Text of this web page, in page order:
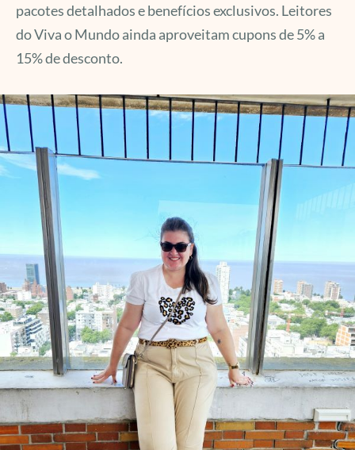
pacotes detalhados e benefícios exclusivos. Leitores
do Viva o Mundo ainda aproveitam cupons de 5% a
15% de desconto.